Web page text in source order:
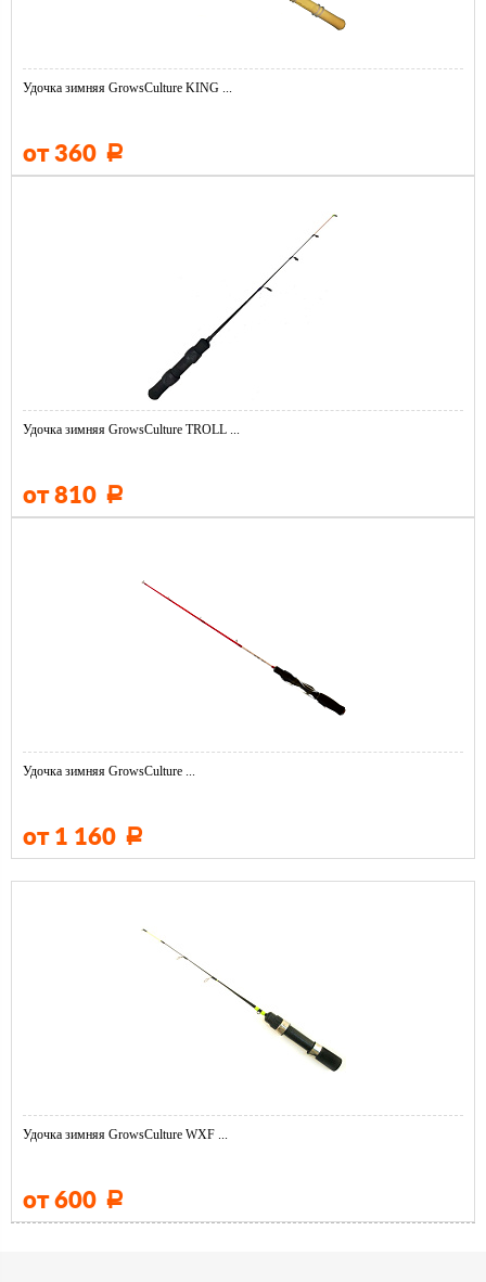
Удочка зимняя GrowsCulture KING ...
от 360 Р
Удочка зимняя GrowsCulture TROLL ...
от 810 Р
Удочка зимняя GrowsCulture ...
от 1 160 Р
Удочка зимняя GrowsCulture WXF ...
от 600 Р